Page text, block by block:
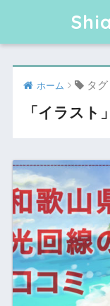
ホーム タグ
「イラスト